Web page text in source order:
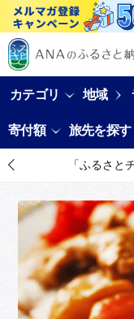
カテゴリ 地域
寄付額 旅先を探す
「ふるさと